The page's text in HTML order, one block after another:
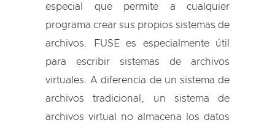
especial que permite a cualquier
programa crear sus propios sistemas de
archivos. FUSE es especialmente útil
para escribir sistemas de archivos
virtuales. A diferencia de un sistema de
archivos tradicional, un sistema de
archivos virtual no almacena los datos